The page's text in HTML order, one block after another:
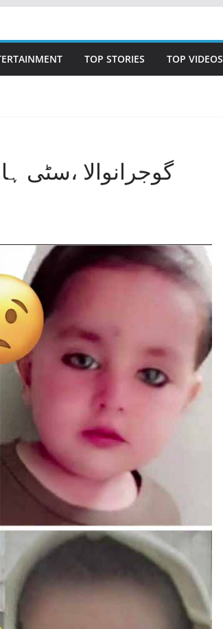
TOP STORIES TOP VIDEOS
گوجرانوالا ،سٹی